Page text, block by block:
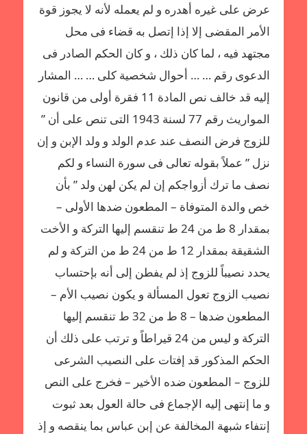
عرض على غيره أهدره و لم يعمله لأنه لا يجوز قوة
الأمر المقضى إلا إذا إتصل به قضاء فى محل
مجتهد فيه ، لما كان ذلك ، و كان الحكم الصادر فى
الدعوى رقم … … أحوال شخصية كلى … … المشار
إليه قد خالف نص المادة 11 فقرة أولى من قانون
المواريث رقم 77 لسنة 1943 التى تنص على أن ”
للزوج فرض النصف عند عدم الولد و ولد الإبن و إن
نزل ” عملاً بقوله تعالى فى سورة النساء و لكم
نصف ما ترك أزواجكم إن لم يكن لهن ولد ” بأن
خص والدة المتوفاة – المطعون ضدها الأولى –
بمقدار 8 ط من 24 ط تنقسم إليها التركة و الأخت
الشقيقة بمقدار 12 ط من 24 ط من التركة و لم
يحدد نصيباً للزوج إذ لم يفطن إلى أنه بإحتساب
نصيب الزوج تعول المسألة و يكون نصيب الأم –
المطعون ضدها – 8 ط من 32 ط تنقسم إليها
التركة و ليس من 24 قيراطاً و ترتب على ذلك أن
الحكم المذكور قد إفتات على النصيب الشرعى
للزوج – المطعون ضده الأخير – فخرج على النص
و ما إنتهى إليه الإجماع فى حالة العول بعد ثبوت
إنتفاء شبهة المخالفة عن إبن عباس بما ينقصه و إذ